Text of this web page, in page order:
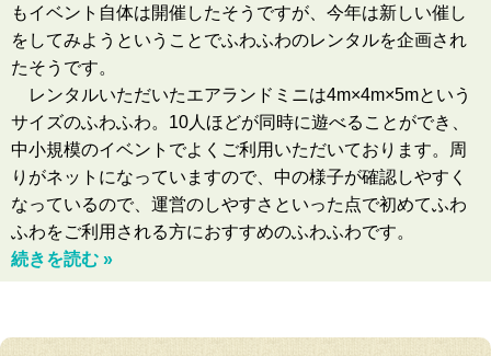
もイベント自体は開催したそうですが、今年は新しい催し
をしてみようということでふわふわのレンタルを企画され
たそうです。
レンタルいただいたエアランドミニは4m×4m×5mという
サイズのふわふわ。10人ほどが同時に遊べることができ、
中小規模のイベントでよくご利用いただいております。周
りがネットになっていますので、中の様子が確認しやすく
なっているので、運営のしやすさといった点で初めてふわ
ふわをご利用される方におすすめのふわふわです。
続きを読む »